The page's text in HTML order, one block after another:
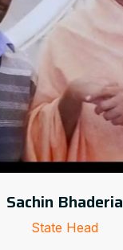
Sachin Bhaderia
State Head